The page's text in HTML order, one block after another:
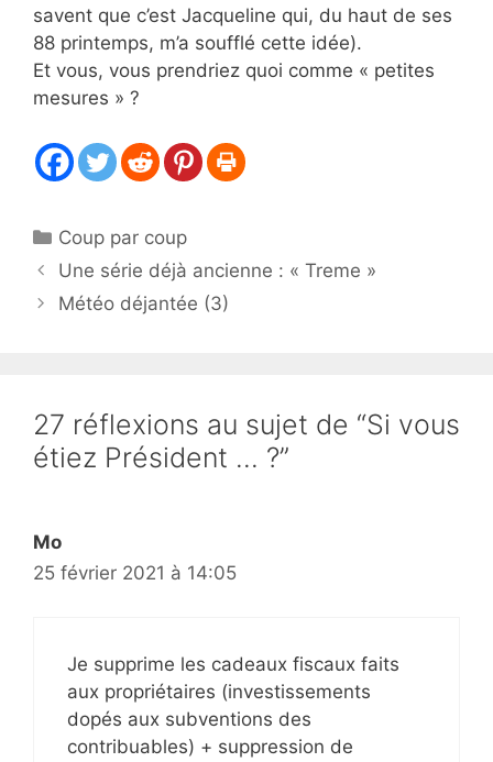
savent que c’est Jacqueline qui, du haut de ses
88 printemps, m’a soufflé cette idée).
Et vous, vous prendriez quoi comme « petites
mesures » ?
Catégories
Coup par coup
Une série déjà ancienne : « Treme »
Météo déjantée (3)
27 réflexions au sujet de “Si vous
étiez Président … ?”
Mo
25 février 2021 à 14:05
Je supprime les cadeaux fiscaux faits
aux propriétaires (investissements
dopés aux subventions des
contribuables) + suppression de